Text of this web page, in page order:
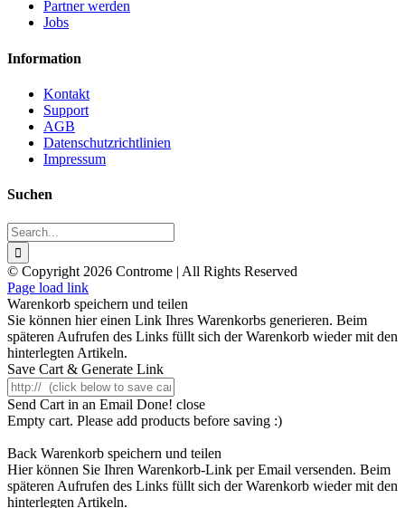
Partner werden
Jobs
Information
Kontakt
Support
AGB
Datenschutzrichtlinien
Impressum
Suchen
Search
for:
© Copyright 2026 Controme | All Rights Reserved
Facebook
Instagram
YouTube
Xing
Page load link
Warenkorb speichern und teilen
Sie können hier einen Link Ihres Warenkorbs generieren. Beim
späteren Aufrufen des Links füllt sich der Warenkorb wieder mit den
hinterlegten Artikeln.
Save Cart & Generate Link
Send Cart in an Email Done! close
Empty cart. Please add products before saving :)
Back Warenkorb speichern und teilen
Hier können Sie Ihren Warenkorb-Link per Email versenden. Beim
späteren Aufrufen des Links füllt sich der Warenkorb wieder mit den
hinterlegten Artikeln.